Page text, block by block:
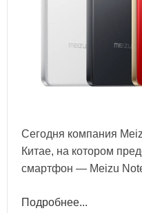
Сегодня компания
Китае, на котором
смартфон — Meizu
Подробнее...